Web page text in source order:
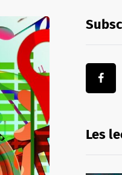
Les